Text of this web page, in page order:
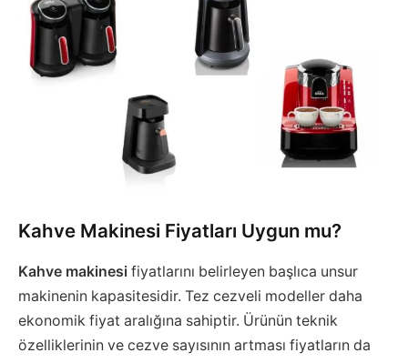
Kahve Makinesi Fiyatları Uygun mu?
Kahve makinesi fiyatlarını belirleyen başlıca unsur
makinenin kapasitesidir. Tez cezveli modeller daha
ekonomik fiyat aralığına sahiptir. Ürünün teknik
özelliklerinin ve cezve sayısının artması fiyatların da